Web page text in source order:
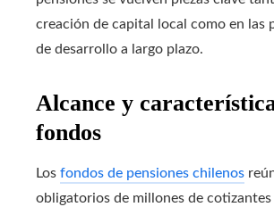
creación de capital local como en las
de desarrollo a largo plazo.
Alcance y
fondos
Los fondos de pensiones chilenos
obligatorios de millones de